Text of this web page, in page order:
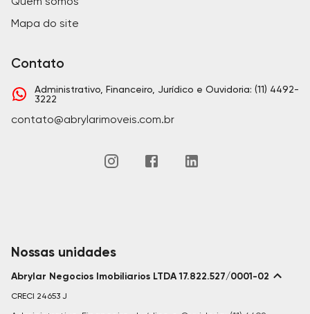
Mapa do site
Contato
Administrativo, Financeiro, Jurídico e Ouvidoria: (11) 4492-
3222
contato@abrylarimoveis.com.br
Nossas unidades
Abrylar Negocios Imobiliarios LTDA 17.822.527/0001-02
CRECI 24653 J